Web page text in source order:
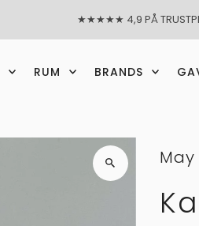
★★★★★ 4,9 PÅ
RUM BRANDS
May